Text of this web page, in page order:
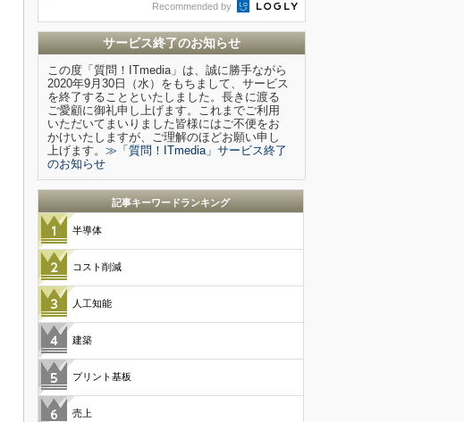
Recommended by
サービス終了のお知らせ
この度「質問！ITmedia」は、誠に勝手ながら
2020年9月30日（水）をもちまして、サービス
を終了することといたしました。長きに渡る
ご愛顧に御礼申し上げます。これまでご利用
いただいてまいりました皆様にはご不便をお
かけいたしますが、ご理解のほどお願い申し
上げます。 ≫「質問！ITmedia」サービス終了
のお知らせ
記事キーワードランキング
半導体
コスト削減
人工知能
建築
プリント基板
売上